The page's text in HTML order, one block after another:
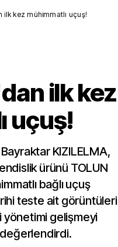
ilk kez mühimmatlı uçuş!
ilk kez
uçuş!
KIZILELMA,
ürünü TOLUN
bağlı uçuş
teste ait görüntüleri
yönetimi gelişmeyi